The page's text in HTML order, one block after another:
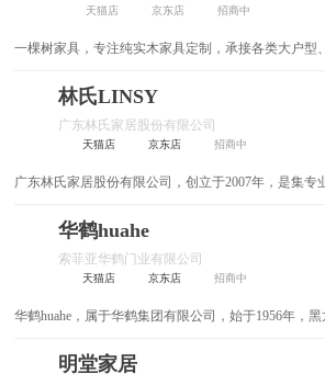
定制推拉门衣柜
定制柜类
定制整体衣帽间
定制拎包入住
电磁炉餐桌
布艺衣柜
天猫店 京东店 招商中
一棵树家具，专注纯实木家具定制，承接各类大户型
林氏LINSY
广东林氏家居股份有限公司
天猫店 京东店 招商中
广东林氏家居股份有限公司，创立于2007年，是集专
以及“坚持永远比别人先走一步”的发展观引导下，创
华鹤huahe
索菲亚华鹤门业有限公司
天猫店 京东店 招商中
华鹤huahe，属于华鹤集团有限公司，始于1956年，
家居产业集团，在中国家居行业中处于领先水平，是
明堂家居